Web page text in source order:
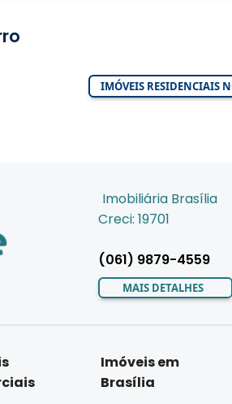
IMÓVEIS RESIDENCIAIS
Imobiliária Brasília
Creci: 19701
(061) 9879-4559
MAIS DETALHES
Imóveis em
Brasília